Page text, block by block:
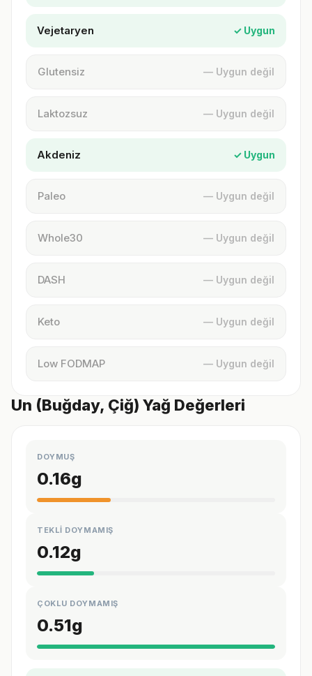
Vejetaryen ✓ Uygun
Glutensiz — Uygun değil
Laktozsuz — Uygun değil
Akdeniz ✓ Uygun
Paleo — Uygun değil
Whole30 — Uygun değil
DASH — Uygun değil
Keto — Uygun değil
Low FODMAP — Uygun değil
Un (Buğday, Çiğ) Yağ Değerleri
DOYMUŞ
0.16g
TEKLİ DOYMAMIŞ
0.12g
ÇOKLU DOYMAMIŞ
0.51g